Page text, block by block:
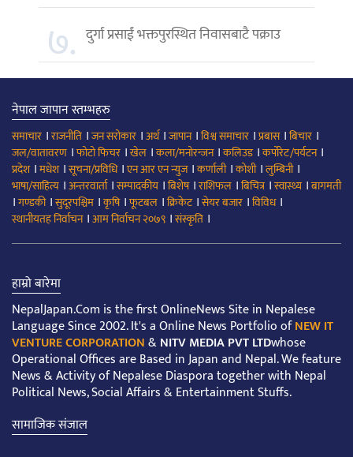
७. दुर्गा प्रसाईं भक्तपुरस्थित निवासबाटै पक्राउ
नेपाल जापान स्तम्भहरु
समाचार ।राजनीति ।जन सरोकार ।अर्थ।जापान।विश्व समाचार ।प्रबास।बिचार ।
जल/वातावरण ।फोटो फिचर ।खेल ।कला/मनोरन्जन।कलिउड।कर्पोरेट/पर्यटन।
प्रदेश।मधेश।सूचना/प्रविधि।एन आर एन न्युज।कर्णाली।कोशी।लुम्बिनी।
भाषा/साहित्य ।अन्तरवार्ता।सम्पादकीय ।बिशेष।राशिफल ।बिचित्र।स्वास्थ्य ।बागमती
।गण्डकी।सुदूरपश्चिम ।कृषि।फूटबल ।क्रिकेट।सेयर बजार ।विविध।
स्थानीयतह निर्वाचन।आम निर्वाचन २०७९ ।संस्कृति ।
हाम्रो बारेमा
NepalJapan.Com is the first OnlineNews Site in Nepalese
Language Since 2002. It's a Online News Portfolio ofNEW IT
VENTURE CORPORATION&NITV MEDIA PVT LTDwhose
Operational Offices are Based in Japan and Nepal. We feature
News & Activity of Nepalese Diaspora together with Nepal
Political News, Social Affairs & Entertainment Stuffs.
सामाजिक संजाल